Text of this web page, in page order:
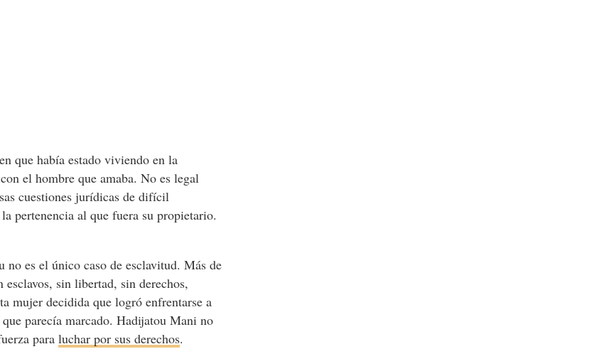
que había estado viviendo en la
el hombre que amaba. No es legal
cuestiones jurídicas de difícil
pertenencia al que fuera su propietario.
no es el único caso de esclavitud. Más de
sin libertad, sin derechos,
mujer decidida que logró enfrentarse a
parecía marcado. Hadijatou Mani no
paraluchar por sus derechos.